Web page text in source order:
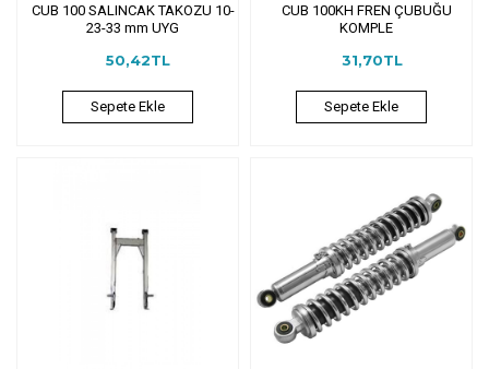
CUB 100 SALINCAK TAKOZU 10-
23-33 mm UYG
50,42TL
Sepete Ekle
CUB 100KH FREN ÇUBUĞU
KOMPLE
31,70TL
Sepete Ekle